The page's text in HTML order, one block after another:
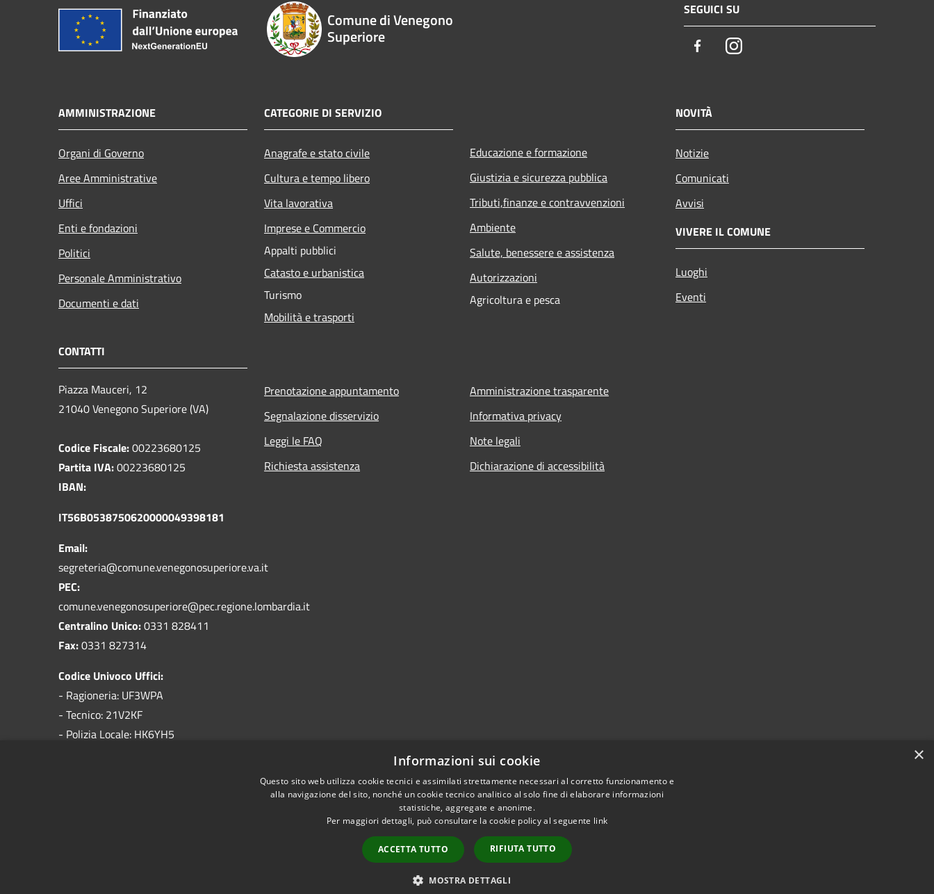
Comune di Venegono
Superiore
SEGUICI SU
FacebookInstagram
AMMINISTRAZIONE
Organi di Governo
Aree Amministrative
Uffici
Enti e fondazioni
Politici
Personale Amministrativo
Documenti e dati
CATEGORIE DI SERVIZIO
Anagrafe e stato civile
Cultura e tempo libero
Vita lavorativa
Imprese e Commercio
Appalti pubblici
Catasto e urbanistica
Turismo
Mobilità e trasporti
Educazione e formazione
Giustizia e sicurezza pubblica
Tributi,finanze e contravvenzioni
Ambiente
Salute, benessere e assistenza
Autorizzazioni
Agricoltura e pesca
NOVITÀ
Notizie
Comunicati
Avvisi
VIVERE IL COMUNE
Luoghi
Eventi
CONTATTI
Piazza Mauceri, 12
21040 Venegono Superiore (VA)
Codice Fiscale:00223680125
Partita IVA:00223680125
IBAN:
IT56B0538750620000049398181
Email:
segreteria@comune.venegonosuperiore.va.it
PEC:
comune.venegonosuperiore@pec.regione.lombardia.it
Centralino Unico:0331 828411
Fax:0331 827314
Codice Univoco Uffici:
- Ragioneria: UF3WPA
- Tecnico: 21V2KF
- Polizia Locale: HK6YH5
Prenotazione appuntamento
Segnalazione disservizio
Leggi le FAQ
Richiesta assistenza
Amministrazione trasparente
Informativa privacy
Note legali
Dichiarazione di accessibilità
Intranet Copyright © 2026 • Comune di Venegono Superiore • Powered by
×
Informazioni sui cookie
Questo sito web utilizza cookie tecnici e assimilati strettamente necessari al corretto funzionamento e
alla navigazione del sito, nonché un cookie tecnico analitico al solo fine di elaborare informazioni
statistiche, aggregate e anonime.
Per maggiori dettagli, può consultare la cookie policy al seguente link
ACCETTA TUTTO RIFIUTA TUTTO
MOSTRA DETTAGLI